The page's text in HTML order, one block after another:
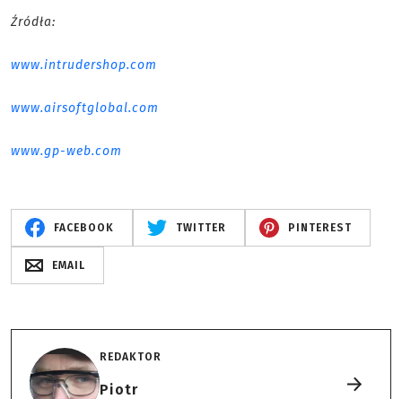
Źródła:
www.intrudershop.com
www.airsoftglobal.com
www.gp-web.com
FACEBOOK TWITTER PINTEREST
EMAIL
REDAKTOR
Piotr